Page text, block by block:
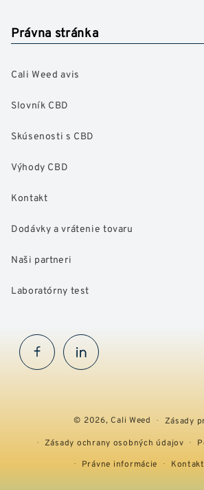
Právna stránka
Cali Weed avis
Slovník CBD
Skúsenosti s CBD
Výhody CBD
Kontakt
Dodávky a vrátenie tovaru
Naši partneri
Laboratórny test
FacebookInstaGram
© 2026,Cali Weed
Zásady
Zásady ochrany osobných údajov
Právne informácie